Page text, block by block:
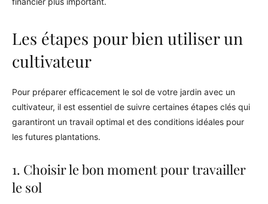
Les étapes pour bien utiliser un
cultivateur
Pour préparer efficacement le sol de votre jardin avec un
cultivateur, il est essentiel de suivre certaines étapes clés qui
garantiront un travail optimal et des conditions idéales pour
les futures plantations.
1. Choisir le bon moment pour travailler
le sol